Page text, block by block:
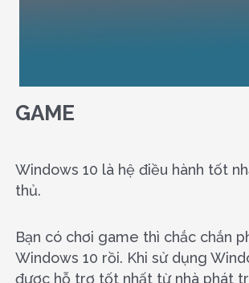
GAME
Windows 10 là hệ điều hành tốt
thủ.
Bạn có chơi game thì chắc chắn
Windows 10 rồi. Khi sử dụng
được hỗ trợ tốt nhất từ nhà phát